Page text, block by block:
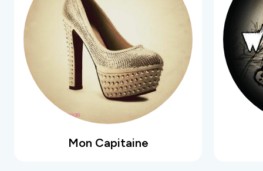
Mon Capitaine